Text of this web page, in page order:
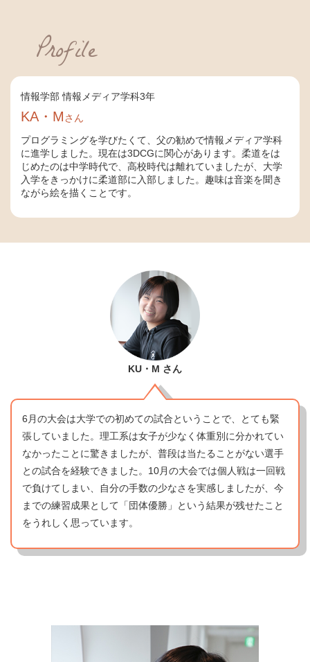
Profile
情報学部 情報メディア学科3年
KA・Mさん
プログラミングを学びたくて、父の勧めで情報メディア学科
に進学しました。現在は3DCGに関心があります。柔道をは
じめたのは中学時代で、高校時代は離れていましたが、大学
入学をきっかけに柔道部に入部しました。趣味は音楽を聞き
ながら絵を描くことです。
KU・M さん
6月の大会は大学での初めての試合ということで、とても緊
張していました。理工系は女子が少なく体重別に分かれてい
なかったことに驚きましたが、普段は当たることがない選手
との試合を経験できました。10月の大会では個人戦は一回戦
で負けてしまい、自分の手数の少なさを実感しましたが、今
までの練習成果として「団体優勝」という結果が残せたこと
をうれしく思っています。